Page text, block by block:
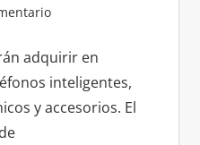
adquirir en
inteligentes,
y accesorios. El